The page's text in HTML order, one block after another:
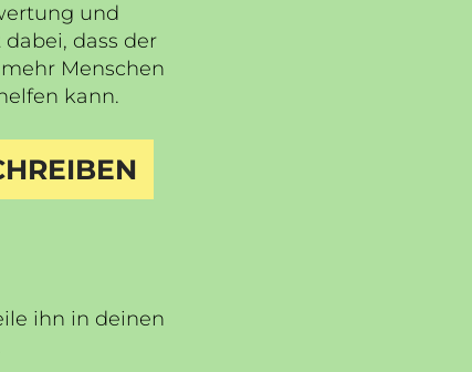
und
dass der
Menschen
kann.
ihn in deinen